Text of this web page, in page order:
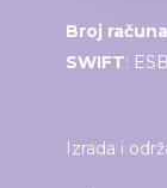
Broj
SWIFT:
Izrada i